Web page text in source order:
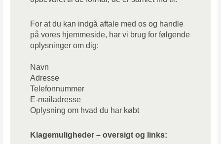
For at du kan indgå aftale med os og handle
på vores hjemmeside, har vi brug for følgende
oplysninger om dig:
Navn
Adresse
Telefonnummer
E-mailadresse
Oplysning om hvad du har købt
Klagemuligheder – oversigt og links: